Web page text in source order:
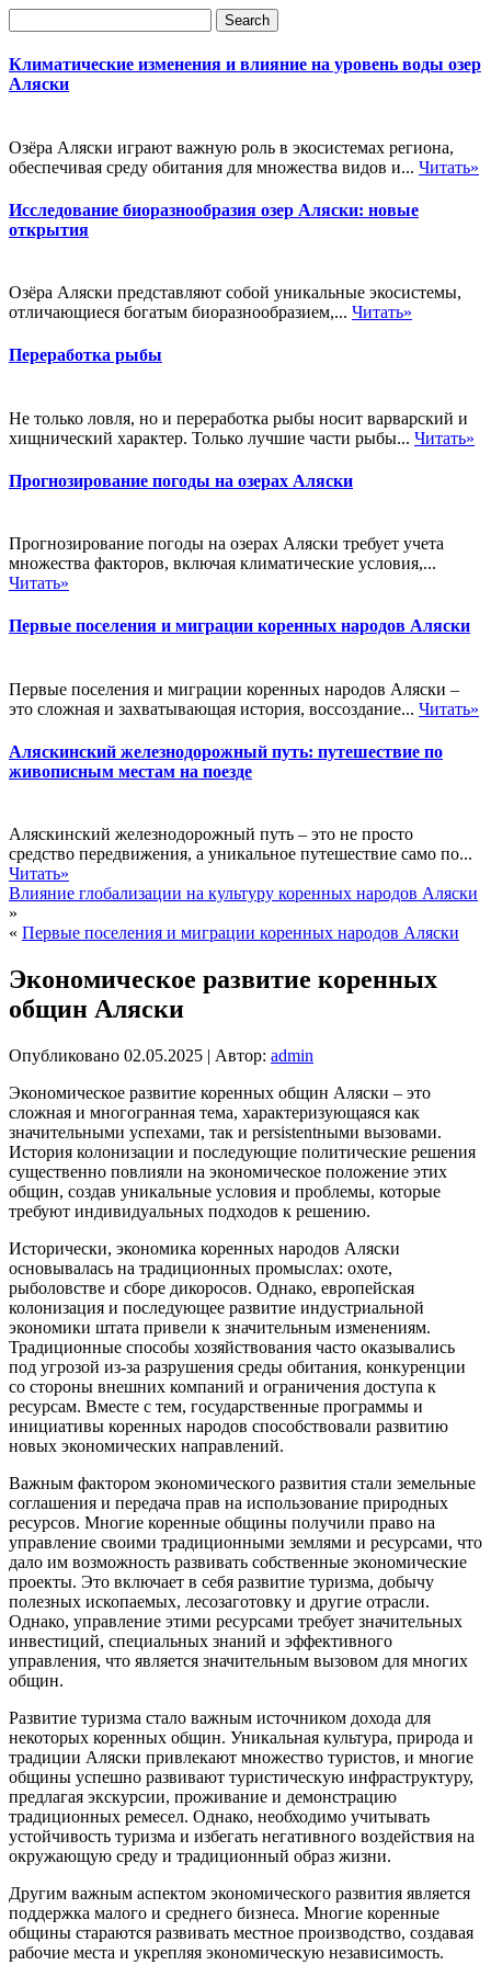
Климатические изменения и влияние на уровень воды озер
Аляски
Озёра Аляски играют важную роль в экосистемах региона,
обеспечивая среду обитания для множества видов и... Читать»
Исследование биоразнообразия озер Аляски: новые
открытия
Озёра Аляски представляют собой уникальные экосистемы,
отличающиеся богатым биоразнообразием,... Читать»
Переработка рыбы
Не только ловля, но и переработка рыбы носит варварский и
хищнический характер. Только лучшие части рыбы... Читать»
Прогнозирование погоды на озерах Аляски
Прогнозирование погоды на озерах Аляски требует учета
множества факторов, включая климатические условия,...
Читать»
Первые поселения и миграции коренных народов Аляски
Первые поселения и миграции коренных народов Аляски –
это сложная и захватывающая история, воссоздание... Читать»
Аляскинский железнодорожный путь: путешествие по
живописным местам на поезде
Аляскинский железнодорожный путь – это не просто
средство передвижения, а уникальное путешествие само по...
Читать»
Влияние глобализации на культуру коренных народов Аляски
»
« Первые поселения и миграции коренных народов Аляски
Экономическое развитие коренных
общин Аляски
Опубликовано 02.05.2025 | Автор: admin
Экономическое развитие коренных общин Аляски – это
сложная и многогранная тема, характеризующаяся как
значительными успехами, так и persistentными вызовами.
История колонизации и последующие политические решения
существенно повлияли на экономическое положение этих
общин, создав уникальные условия и проблемы, которые
требуют индивидуальных подходов к решению.
Исторически, экономика коренных народов Аляски
основывалась на традиционных промыслах: охоте,
рыболовстве и сборе дикоросов. Однако, европейская
колонизация и последующее развитие индустриальной
экономики штата привели к значительным изменениям.
Традиционные способы хозяйствования часто оказывались
под угрозой из-за разрушения среды обитания, конкуренции
со стороны внешних компаний и ограничения доступа к
ресурсам. Вместе с тем, государственные программы и
инициативы коренных народов способствовали развитию
новых экономических направлений.
Важным фактором экономического развития стали земельные
соглашения и передача прав на использование природных
ресурсов. Многие коренные общины получили право на
управление своими традиционными землями и ресурсами, что
дало им возможность развивать собственные экономические
проекты. Это включает в себя развитие туризма, добычу
полезных ископаемых, лесозаготовку и другие отрасли.
Однако, управление этими ресурсами требует значительных
инвестиций, специальных знаний и эффективного
управления, что является значительным вызовом для многих
общин.
Развитие туризма стало важным источником дохода для
некоторых коренных общин. Уникальная культура, природа и
традиции Аляски привлекают множество туристов, и многие
общины успешно развивают туристическую инфраструктуру,
предлагая экскурсии, проживание и демонстрацию
традиционных ремесел. Однако, необходимо учитывать
устойчивость туризма и избегать негативного воздействия на
окружающую среду и традиционный образ жизни.
Другим важным аспектом экономического развития является
поддержка малого и среднего бизнеса. Многие коренные
общины стараются развивать местное производство, создавая
рабочие места и укрепляя экономическую независимость.